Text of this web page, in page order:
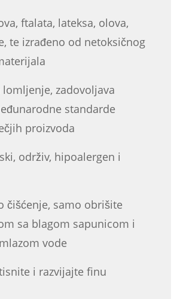
ftalata, lateksa, olova,
te izrađeno od netoksičnog
zadovoljava
standarde
proizvoda
održiv, hipoalergen i
čišćenje, samo obrišite
sa blagom sapunicom i
vode
i razvijajte finu